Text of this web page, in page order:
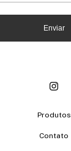
Enviar
Produtos
Contato